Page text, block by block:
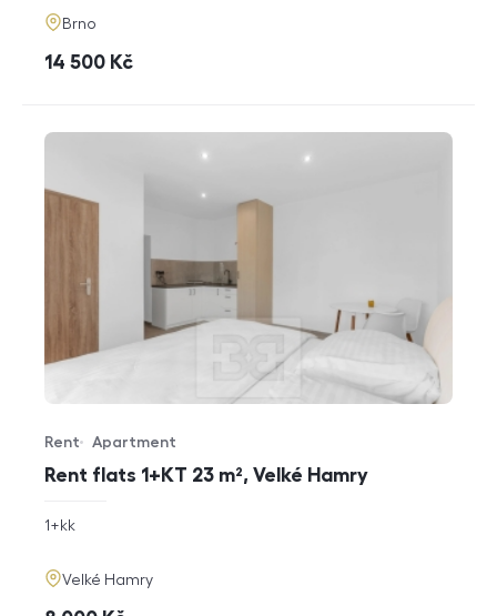
adresa
Brno
cena
14 500 Kč
Rent flats 1+KT 23 m², Velké Hamry
Offer type
Rent
Property type
Apartment
rozměry
1+kk
adresa
Velké Hamry